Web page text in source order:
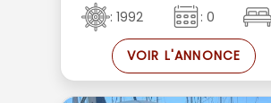
: 1992
: 0
VOIR L'ANNONCE